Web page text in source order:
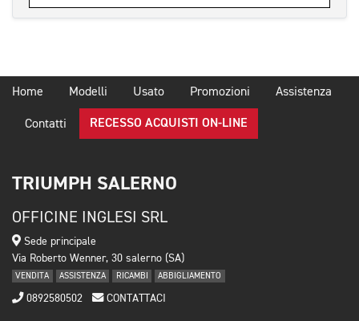
Home Modelli Usato Promozioni Assistenza
Contatti RECESSO ACQUISTI ON-LINE
TRIUMPH SALERNO
OFFICINE INGLESI SRL
Sede principale
Via Roberto Wenner, 30 salerno (SA)
VENDITA ASSISTENZA RICAMBI ABBIGLIAMENTO
0892580502 CONTATTACI